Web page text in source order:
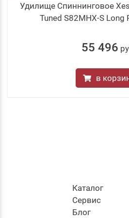
Удилище Спиннинговое
Tuned S82MHX-S Long
55 496
в
Каталог
Cервис
Блог